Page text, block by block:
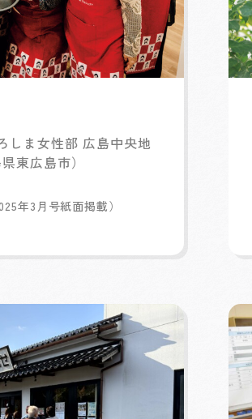
しま女性部 広島中央地
東広島市）
年3月号紙面掲載）